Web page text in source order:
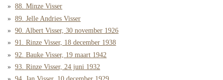
88. Minze Visser
89. Jelle Andries Visser
90. Albert Visser, 30 november 1926
91. Rinze Visser, 18 december 1938
92. Bauke Visser, 19 maart 1942
93. Rinze Visser, 24 juni 1932